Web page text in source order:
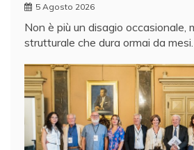
5 Agosto 2026
Non è più un disagio occasionale,
strutturale che dura ormai da